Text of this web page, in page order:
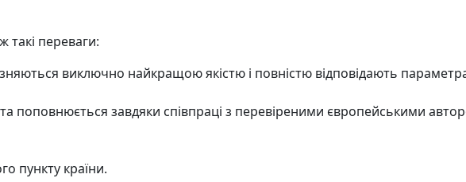
такі переваги:
виключно найкращою якістю і повністю відповідають
поповнюється завдяки співпраці з перевіреними європейськими
пункту країни.